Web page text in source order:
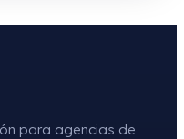
para agencias de